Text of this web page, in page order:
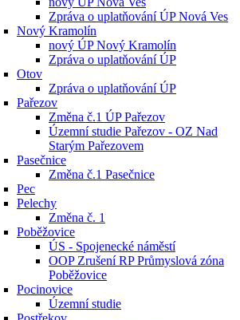
Zpráva o uplatňování ÚP Nová Ves
Nový Kramolín
nový ÚP Nový Kramolín
Zpráva o uplatňování ÚP
Otov
Zpráva o uplatňování ÚP
Pařezov
Změna č.1 ÚP Pařezov
Územní studie Pařezov - OZ Nad
Starým Pařezovem
Pasečnice
Změna č.1 Pasečnice
Pec
Pelechy
Změna č. 1
Poběžovice
ÚS - Spojenecké náměstí
OOP Zrušení RP Průmyslová zóna
Poběžovice
Pocinovice
Územní studie